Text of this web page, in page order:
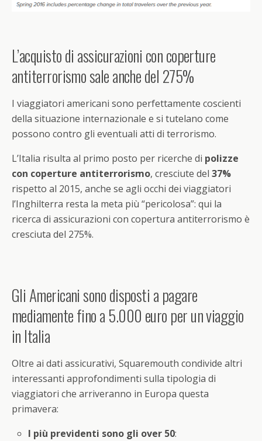
L’acquisto di assicurazioni con coperture
antiterrorismo sale anche del 275%
I viaggiatori americani sono perfettamente coscienti
della situazione internazionale e si tutelano come
possono contro gli eventuali atti di terrorismo.
L’Italia risulta al primo posto per ricerche di polizze
con coperture antiterrorismo, cresciute del 37%
rispetto al 2015, anche se agli occhi dei viaggiatori
l’Inghilterra resta la meta più “pericolosa”: qui la
ricerca di assicurazioni con copertura antiterrorismo è
cresciuta del 275%.
Gli Americani sono disposti a pagare
mediamente fino a 5.000 euro per un viaggio
in Italia
Oltre ai dati assicurativi, Squaremouth condivide altri
interessanti approfondimenti sulla tipologia di
viaggiatori che arriveranno in Europa questa
primavera:
I più previdenti sono gli over 50: